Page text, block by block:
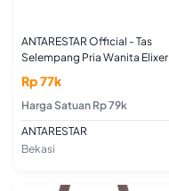
ANTARESTAR Official - Tas
Selempang Pria Wanita Elixer
Series Waistbag Outdoor
Rp 77k
Harga Satuan Rp 79k
ANTARESTAR
Bekasi